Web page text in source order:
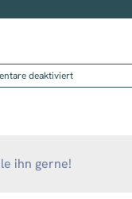
deaktiviertfür
ihn gerne!